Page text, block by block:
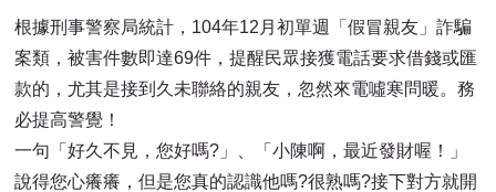
根據刑事警察局統計，104年12月初單週「假冒親友」詐騙
案類，被害件數即達69件，提醒民眾接獲電話要求借錢或匯
款的，尤其是接到久未聯絡的親友，忽然來電噓寒問暖。務
必提高警覺！
一句「好久不見，您好嗎?」、「小陳啊，最近發財喔！」
說得您心癢癢，但是您真的認識他嗎?很熟嗎?接下對方就開